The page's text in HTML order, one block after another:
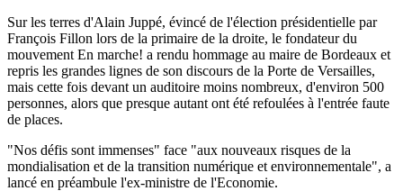
Sur les terres d'Alain Juppé, évincé de l'élection présidentielle par
François Fillon lors de la primaire de la droite, le fondateur du
mouvement En marche! a rendu hommage au maire de Bordeaux et
repris les grandes lignes de son discours de la Porte de Versailles,
mais cette fois devant un auditoire moins nombreux, d'environ 500
personnes, alors que presque autant ont été refoulées à l'entrée faute
de places.
"Nos défis sont immenses" face "aux nouveaux risques de la
mondialisation et de la transition numérique et environnementale", a
lancé en préambule l'ex-ministre de l'Economie.